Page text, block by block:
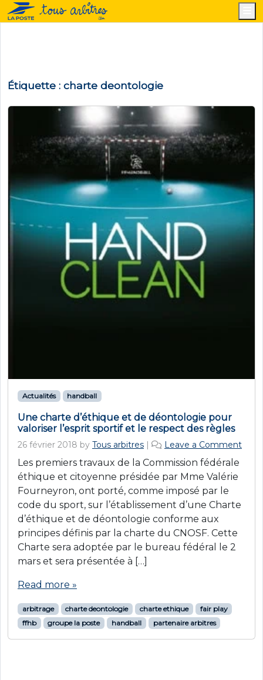
Étiquette : charte deontologie
Actualités handball
Une charte d’éthique et de déontologie pour
valoriser l’esprit sportif et le respect des règles
26 février 2018 by Tous arbitres | Leave a Comment
Les premiers travaux de la Commission fédérale
éthique et citoyenne présidée par Mme Valérie
Fourneyron, ont porté, comme imposé par le
code du sport, sur l’établissement d’une Charte
d’éthique et de déontologie conforme aux
principes définis par la charte du CNOSF. Cette
Charte sera adoptée par le bureau fédéral le 2
mars et sera présentée à […]
Read more »
arbitrage charte deontologie charte ethique
fair play
ffhb
groupe la poste handball partenaire arbitres